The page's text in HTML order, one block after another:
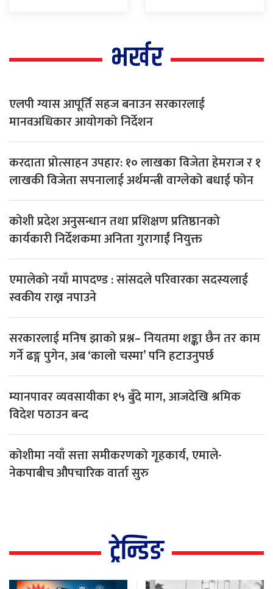
भर्खर
एलपी ग्यास आपूर्ति सहज बनाउन सरकारलाई
मानवअधिकार आयोगको निर्देशन
करदाता प्रोत्साहन उपहार: १० लाखका विजेता हेमराज र १
लाखकी विजेता सपनालाई अर्थमन्त्री वाग्लेको बधाई फोन
कोशी प्रदेश अनुसन्धान तथा प्रशिक्षण प्रतिष्ठानको
कार्यकारी निर्देशकमा अनिता गुरागाईं नियुक्त
एमालेको नयाँ मापदण्ड : सांसदले परिवारका सदस्यलाई
स्वकीय राख्न नपाउने
सरकारलाई मनिष झाको प्रश्न– नियतमा शङ्का छैन तर काम
गर्ने ढङ्ग पुगेन, अब ‘कालो चस्मा’ पनि हटाउनुपर्छ
म्यानपावर व्यवसायीका १५ बुँदे माग, आजदेखि श्रमिक
विदेश पठाउन बन्द
कोशीमा नयाँ सत्ता समीकरणको गृहकार्य, एमाले-
नेकपाबीच औपचारिक वार्ता सुरु
ट्रेन्डिङ